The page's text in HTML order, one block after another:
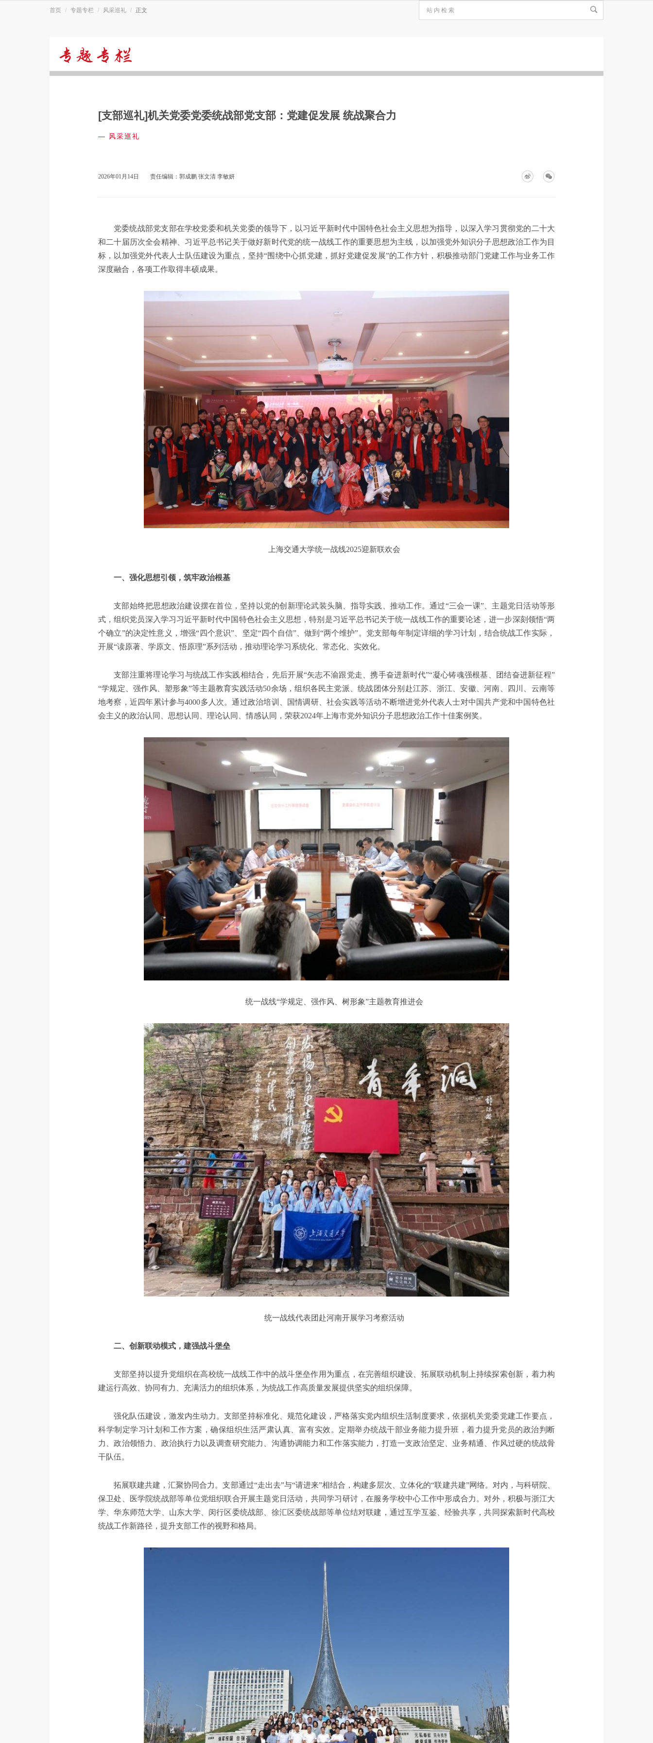
首页 专题专栏 风采巡礼 正文
巡
[支部巡礼]机关党委党委统战部党支部：党建促发展 统战聚合力
— 风采巡礼
2026年01月14日 责任编辑：郭成鹏 张文清 李敏妍
党委统战部党支部在学校党委和机关党委的领导下，以习近平新时代中国特色社会主义思想为指导，以深入学习贯彻党的二十大
和二十届历次全会精神、习近平总书记关于做好新时代党的统一战线工作的重要思想为主线，以加强党外知识分子思想政治工作为目
标，以加强党外代表人士队伍建设为重点，坚持“围绕中心抓党建，抓好党建促发展”的工作方针，积极推动部门党建工作与业务工作
深度融合，各项工作取得丰硕成果。
上海交通大学统一战线2025迎新联欢会
一、强化思想引领，筑牢政治根基
支部始终把思想政治建设摆在首位，坚持以党的创新理论武装头脑、指导实践、推动工作。通过“三会一课”、主题党日活动等形
式，组织党员深入学习习近平新时代中国特色社会主义思想，特别是习近平总书记关于统一战线工作的重要论述，进一步深刻领悟“两
个确立”的决定性意义，增强“四个意识”、坚定“四个自信”、做到“两个维护”。党支部每年制定详细的学习计划，结合统战工作实际，
开展“读原著、学原文、悟原理”系列活动，推动理论学习系统化、常态化、实效化。
支部注重将理论学习与统战工作实践相结合，先后开展“矢志不渝跟党走、携手奋进新时代”“凝心铸魂强根基、团结奋进新征程”
“学规定、强作风、塑形象”等主题教育实践活动50余场，组织各民主党派、统战团体分别赴江苏、浙江、安徽、河南、四川、云南等
地考察，近四年累计参与4000多人次。通过政治培训、国情调研、社会实践等活动不断增进党外代表人士对中国共产党和中国特色社
会主义的政治认同、思想认同、理论认同、情感认同，荣获2024年上海市党外知识分子思想政治工作十佳案例奖。
统一战线“学规定、强作风、树形象”主题教育推进会
统一战线代表团赴河南开展学习考察活动
二、创新联动模式，建强战斗堡垒
支部坚持以提升党组织在高校统一战线工作中的战斗堡垒作用为重点，在完善组织建设、拓展联动机制上持续探索创新，着力构
建运行高效、协同有力、充满活力的组织体系，为统战工作高质量发展提供坚实的组织保障。
强化队伍建设，激发内生动力。支部坚持标准化、规范化建设，严格落实党内组织生活制度要求，依据机关党委党建工作要点，
科学制定学习计划和工作方案，确保组织生活严肃认真、富有实效。定期举办统战干部业务能力提升班，着力提升党员的政治判断
力、政治领悟力、政治执行力以及调查研究能力、沟通协调能力和工作落实能力，打造一支政治坚定、业务精通、作风过硬的统战骨
干队伍。
拓展联建共建，汇聚协同合力。支部通过“走出去”与“请进来”相结合，构建多层次、立体化的“联建共建”网络。对内，与科研院、
保卫处、医学院统战部等单位党组织联合开展主题党日活动，共同学习研讨，在服务学校中心工作中形成合力。对外，积极与浙江大
学、华东师范大学、山东大学、闵行区委统战部、徐汇区委统战部等单位结对联建，通过互学互鉴、经验共享，共同探索新时代高校
统战工作新路径，提升支部工作的视野和格局。